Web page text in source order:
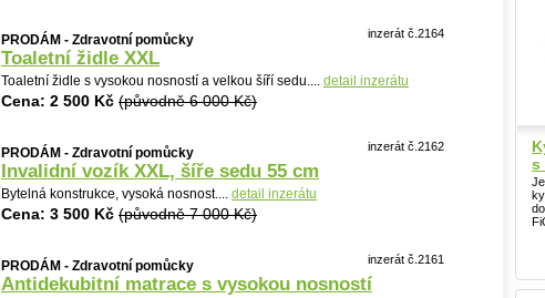
inzerát č.2164
PRODÁM - Zdravotní pomůcky
Toaletní židle XXL
Toaletní židle s vysokou nosností a velkou šíří sedu.... detail inzerátu
Cena: 2 500 Kč (původně 6 000 Kč)
inzerát č.2162
PRODÁM - Zdravotní pomůcky
Invalidní vozík XXL, šíře sedu 55 cm
Bytelná konstrukce, vysoká nosnost.... detail inzerátu
Cena: 3 500 Kč (původně 7 000 Kč)
inzerát č.2161
PRODÁM - Zdravotní pomůcky
Antidekubitní matrace s vysokou nosností
s